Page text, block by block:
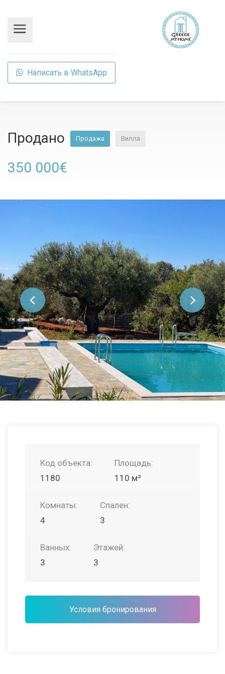
Написать в WhatsApp
Продано Продажа Вилла
350 000€
Код объекта:
1180
Площадь:
110 м²
Комнаты:
4
Спален:
3
Ванных:
3
Этажей:
3
Условия бронирования